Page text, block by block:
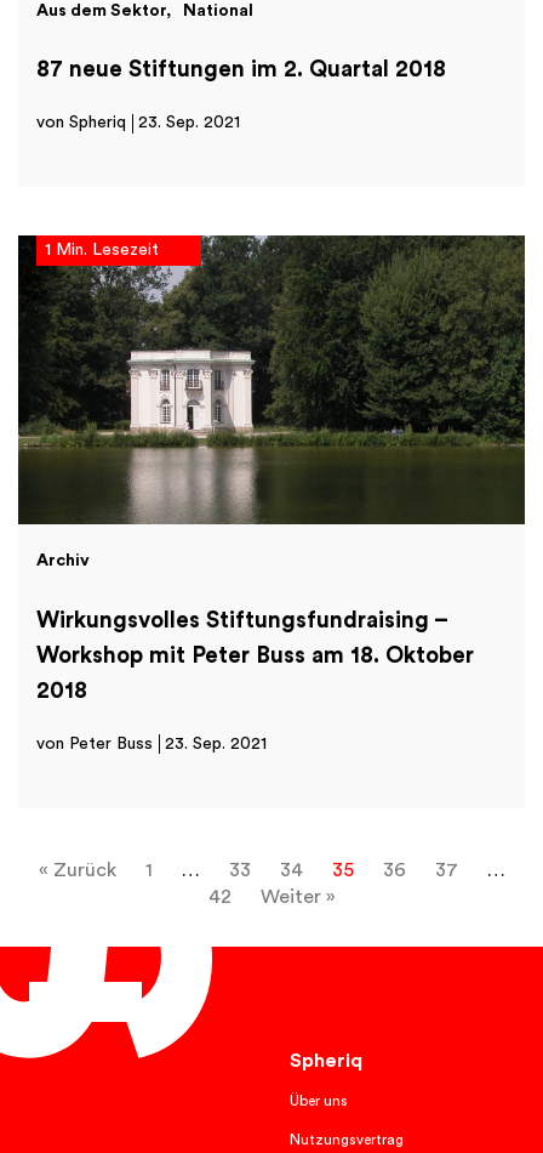
Aus dem Sektor National
87 neue Stiftungen im 2. Quartal 2018
von Spheriq 23. Sep. 2021
1 Min. Lesezeit
Archiv
Wirkungsvolles Stiftungsfundraising –
Workshop mit Peter Buss am 18. Oktober
2018
von Peter Buss 23. Sep. 2021
« Zurück 1 … 33 34 35 36 37
…
42
Weiter »
Spheriq
Über uns
Nutzungsvertrag